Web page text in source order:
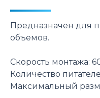
Предназначен для
объемов.
Скорость монтажа:
Количество
Максимальный